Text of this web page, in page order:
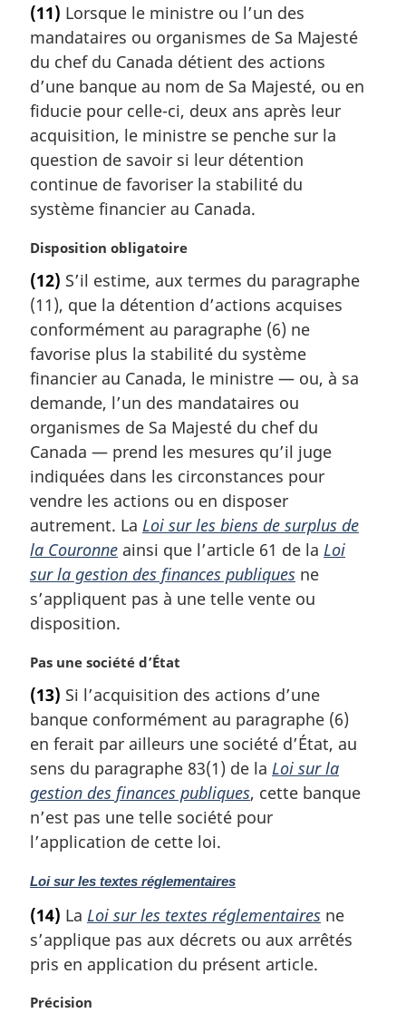
t
e
m
a
g
i
n
a
e
:
(11) Lorsque le ministre ou l’un des
mandataires ou organismes de Sa Majesté
du chef du Canada détient des actions
d’une banque au nom de Sa Majesté, ou en
fiducie pour celle-ci, deux ans après leur
acquisition, le ministre se penche sur la
question de savoir si leur détention
continue de favoriser la stabilité du
système financier au Canada.
N
t
e
m
a
g
i
n
a
l
e
:
Disposition obligatoire
(12) S’il estime, aux termes du paragraphe
(11), que la détention d’actions acquises
conformément au paragraphe (6) ne
favorise plus la stabilité du système
financier au Canada, le ministre — ou, à sa
demande, l’un des mandataires ou
organismes de Sa Majesté du chef du
Canada — prend les mesures qu’il juge
indiquées dans les circonstances pour
vendre les actions ou en disposer
autrement. La Loi sur les biens de surplus de
la Couronne ainsi que l’article 61 de la Loi
sur la gestion des finances publiques ne
s’appliquent pas à une telle vente ou
disposition.
N
t
e
m
a
g
i
n
l
:
Pas une société d’État
(13) Si l’acquisition des actions d’une
banque conformément au paragraphe (6)
en ferait par ailleurs une société d’État, au
sens du paragraphe 83(1) de la Loi sur la
gestion des finances publiques, cette banque
n’est pas une telle société pour
l’application de cette loi.
N
t
e
m
a
r
Loi sur les textes réglementaires
(14) La Loi sur les textes réglementaires ne
s’applique pas aux décrets ou aux arrêtés
pris en application du présent article.
N
Précision